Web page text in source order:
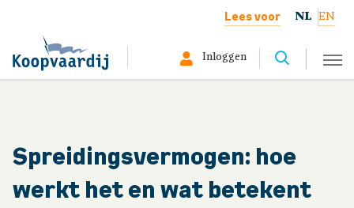
Lees voor NL EN
Gepensioneerd
Inloggen
Spreidingsvermogen: hoe
werkt het en wat betekent